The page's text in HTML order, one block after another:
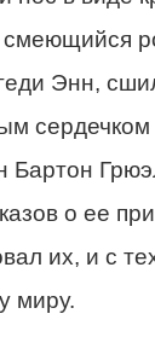
смеющийся
Энн,
сердечком
Бартон
о ее
их, и с
миру.